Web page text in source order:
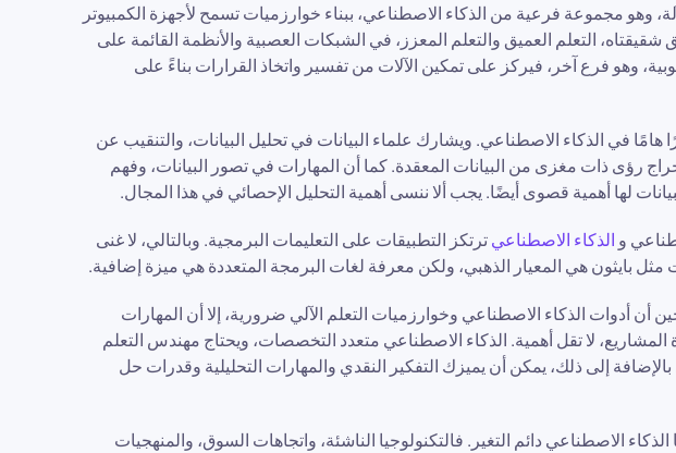
وهو مجموعة فرعية من الذكاء الاصطناعي، ببناء خوارزميات تسمح لأجهزة الكمبيوتر
التعلم العميق والتعلم المعزز، في الشبكات العصبية والأنظمة القائمة على
وهو فرع آخر، فيركز على تمكين الآلات من تفسير واتخاذ القرارات بناءً على
هامًا في الذكاء الاصطناعي. ويشارك علماء البيانات في تحليل البيانات، والتنقيب عن
رؤى ذات مغزى من البيانات المعقدة. كما أن المهارات في تصور البيانات، وفهم
لها أهمية قصوى أيضًا. يجب ألا ننسى أهمية التحليل الإحصائي في هذا المجال.
و الذكاء الاصطناعيترتكز التطبيقات على التعليمات البرمجية. وبالتالي، لا غنى
بايثون هي المعيار الذهبي، ولكن معرفة لغات البرمجة المتعددة هي ميزة إضافية.
أن أدوات الذكاء الاصطناعي وخوارزميات التعلم الآلي ضرورية، إلا أن المهارات
لا تقل أهمية. الذكاء الاصطناعي متعدد التخصصات، ويحتاج مهندس التعلم
إلى ذلك، يمكن أن يميزك التفكير النقدي والمهارات التحليلية وقدرات حل
الاصطناعي دائم التغير. فالتكنولوجيا الناشئة، واتجاهات السوق، والمنهجيات